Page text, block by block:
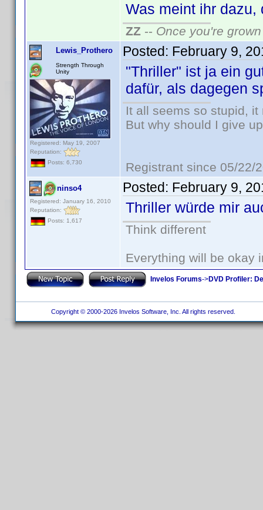
Was meint ihr dazu,
ZZ -- Once you're
Lewis_Prothero
Strength Through
Unity
Registered: May 19, 2007
Reputation:
Posts: 6,730
Posted: February 9,
"Thriller" ist ja ein
dafür, als dagegen
It all seems so stupid,
But why should I give
Registrant since 05/22/
ninso4
Registered: January 16, 2010
Reputation:
Posts: 1,617
Posted: February 9,
Thriller würde mir
Think different
Everything will be okay
Invelos Forums->DVD Profiler:
Copyright © 2000-2026 Invelos Software, Inc. All rights reserved.